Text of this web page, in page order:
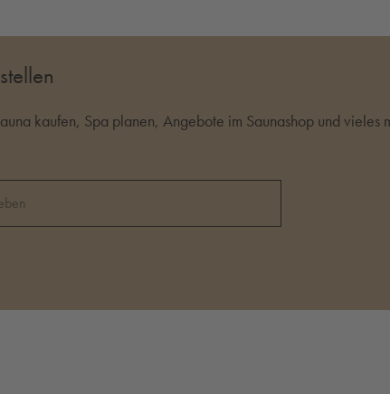
kaufen, Spa planen, Angebote im Saunashop und vieles